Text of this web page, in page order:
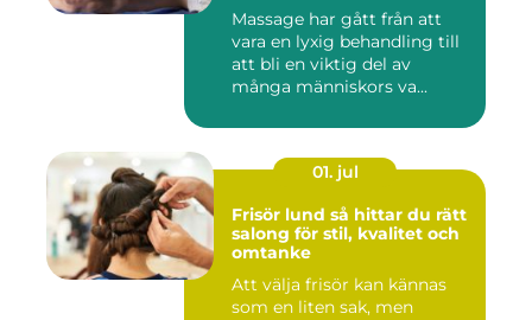
Massage har gått från att
vara en lyxig behandling till
att bli en viktig del av
många människors va...
01. jul
Frisör lund så hittar du rätt
salong för stil, kvalitet och
omtanke
Att välja frisör kan kännas
som en liten sak, men